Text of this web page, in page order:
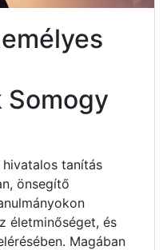
Somogy
tanítás
önsegítő
életminőséget, és
Magában